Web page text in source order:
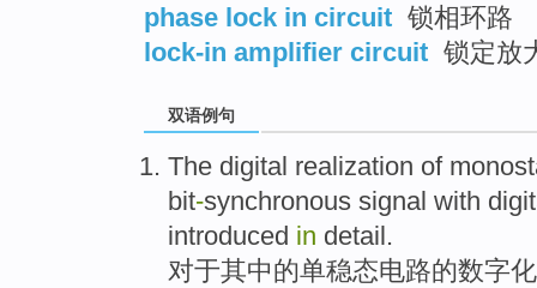
phase lock in circuit 锁相环路
lock-in amplifier circuit 锁定放
双语例句
The digital realization of
bit-synchronous signal with
introduced in detail.
对于其中的单稳态电路的数字化